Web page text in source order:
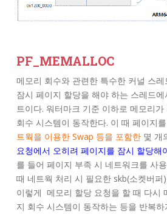
PF_MEMALLOC
메모리 회수와 관련한 특수한 커널 스
잠시 페이지 할당을 해야 하는 스레드
트이다. 워터마크 기준 이하로 메모리
회수 시스템이 동작한다. 이 때 페이지
트웍을 이용한 Swap 등을 포함한 몇 개
요청에서 오히려 페이지를 잠시 할당해
를 들어 페이지 부족 시 네트워크를 사
때 네트웍 처리 시 필요한 skb(소켓버퍼
이렇게 메모리 할당 요청을 할 때 다시
지 회수 시스템이 동작하는 등을 반복